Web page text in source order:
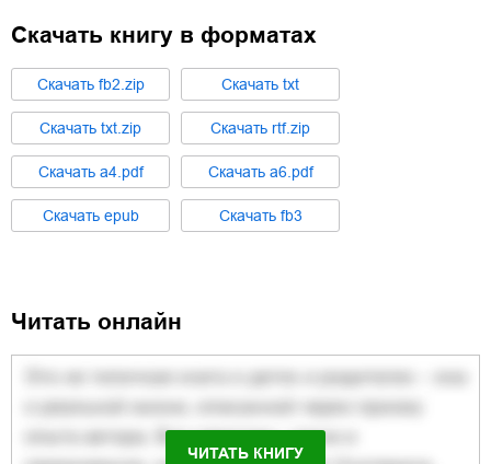
Скачать книгу в форматах
Cкачать fb2.zip Cкачать txt
Cкачать txt.zip Cкачать rtf.zip
Cкачать a4.pdf Cкачать a6.pdf
Cкачать epub Cкачать fb3
Читать онлайн
ЧИТАТЬ КНИГУ